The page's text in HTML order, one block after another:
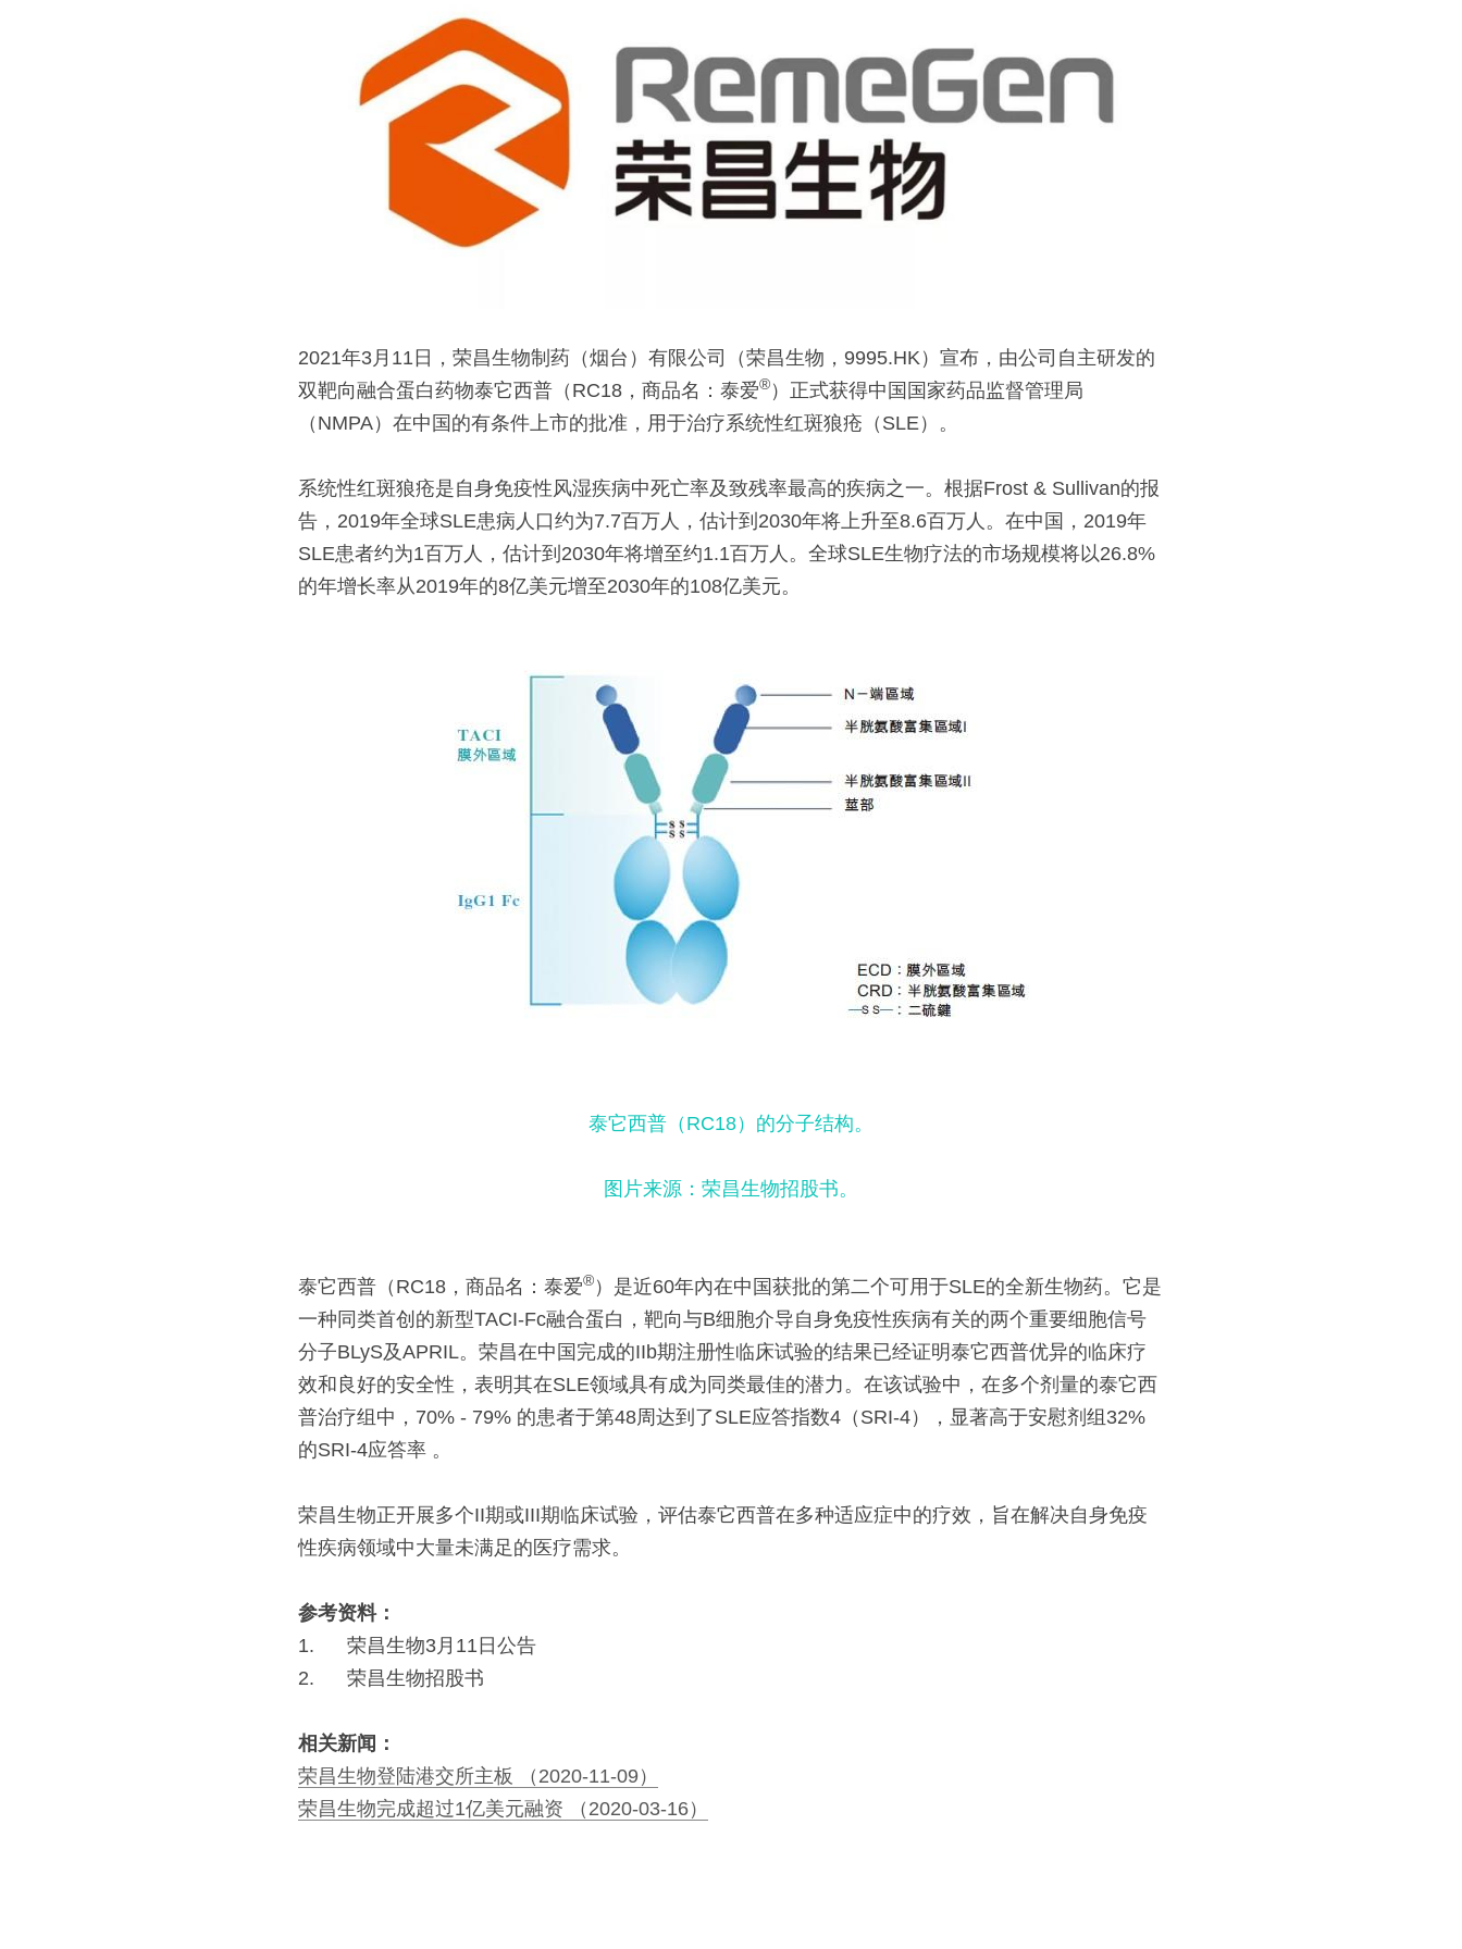
2021年3月11日，荣昌生物制药（烟台）有限公司（荣昌生物，9995.HK）宣布，由公司自主研发的
双靶向融合蛋白药物泰它西普（RC18，商品名：泰爱® ）正式获得中国国家药品监督管理局
（NMPA）在中国的有条件上市的批准，用于治疗系统性红斑狼疮（SLE）。
系统性红斑狼疮是自身免疫性风湿疾病中死亡率及致残率最高的疾病之一。根据Frost & Sullivan的报
告，2019年全球SLE患病人口约为7.7百万人，估计到2030年将上升至8.6百万人。在中国，2019年
SLE患者约为1百万人，估计到2030年将增至约1.1百万人。全球SLE生物疗法的市场规模将以26.8%
的年增长率从2019年的8亿美元增至2030年的108亿美元。
泰它西普（RC18）的分子结构。
图片来源：荣昌生物招股书。
泰它西普（RC18，商品名：泰爱® ）是近60年內在中国获批的第二个可用于SLE的全新生物药。它是
一种同类首创的新型TACI-Fc融合蛋白，靶向与B细胞介导自身免疫性疾病有关的两个重要细胞信号
分子BLyS及APRIL。荣昌在中国完成的IIb期注册性临床试验的结果已经证明泰它西普优异的临床疗
效和良好的安全性，表明其在SLE领域具有成为同类最佳的潜力。在该试验中，在多个剂量的泰它西
普治疗组中，70% - 79% 的患者于第48周达到了SLE应答指数4（SRI-4），显著高于安慰剂组32%
的SRI-4应答率 。
荣昌生物正开展多个II期或III期临床试验，评估泰它西普在多种适应症中的疗效，旨在解决自身免疫
性疾病领域中大量未满足的医疗需求。
参考资料：
1.      荣昌生物3月11日公告
2.      荣昌生物招股书
相关新闻：
荣昌生物登陆港交所主板 （2020-11-09）
荣昌生物完成超过1亿美元融资 （2020-03-16）